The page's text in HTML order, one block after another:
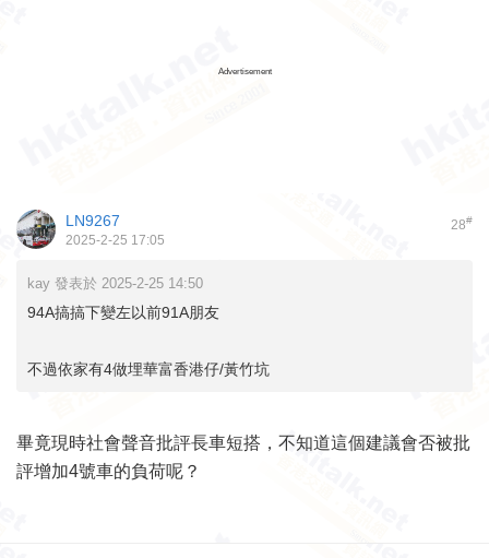
Advertisement
28#
LN9267
2025-2-25 17:05
kay 發表於 2025-2-25 14:50
94A搞搞下變左以前91A朋友
不過依家有4做埋華富香港仔/黃竹坑
畢竟現時社會聲音批評長車短搭，不知道這個建議會否被批
評增加4號車的負荷呢？